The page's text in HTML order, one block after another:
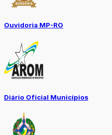
Ouvidoria MP-RO
Diário Oficial Municípios